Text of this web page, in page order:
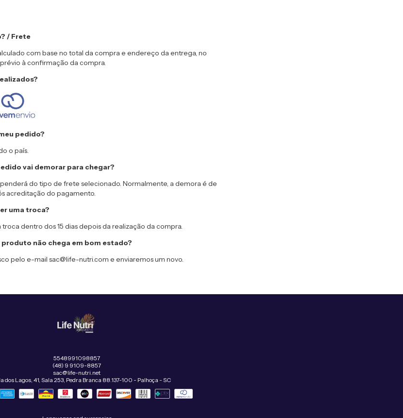
/ Frete
com base no total da compra e endereço da entrega, no
à confirmação da compra.
pedido?
o país.
vai demorar para chegar?
do tipo de frete selecionado. Normalmente, a demora é de
acreditação do pagamento.
uma troca?
dentro dos 15 dias depois da realização da compra.
produto não chega em bom estado?
pelo e-mail sac@life-nutri.com e enviaremos um novo.
5548991098857
(48) 9 9109-8857
sac@life-nutri.net
dos Lagos, 41, Sala 253, Pedra Branca 88.137-100 - Palhoça - SC